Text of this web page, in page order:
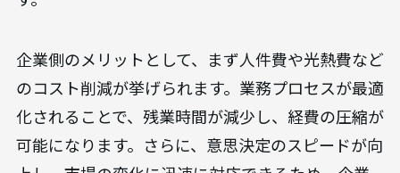
企業側のメリットとして、まず人件費や光熱費など
のコスト削減が挙げられます。業務プロセスが最適
化されることで、残業時間が減少し、経費の圧縮が
可能になります。さらに、意思決定のスピードが向